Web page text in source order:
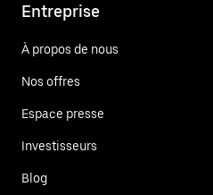
Entreprise
À propos de nous
Nos offres
Espace presse
Investisseurs
Blog